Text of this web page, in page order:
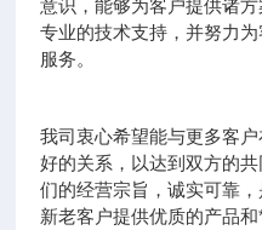
意识，能够为客户提供诸
专业的技术支持，并努力
服务。
我司衷心希望能与更多客
好的关系，以达到双方的
们的经营宗旨，诚实可靠
新老客户提供优质的产品和